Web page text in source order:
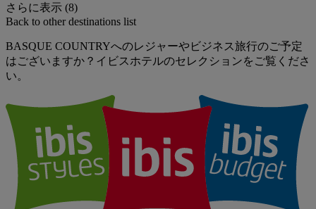
さらに表示 (8)
Back to other destinations list
BASQUE COUNTRYへのレジャーやビジネス旅行のご予定
はございますか？イビスホテルのセレクションをご覧くださ
い。